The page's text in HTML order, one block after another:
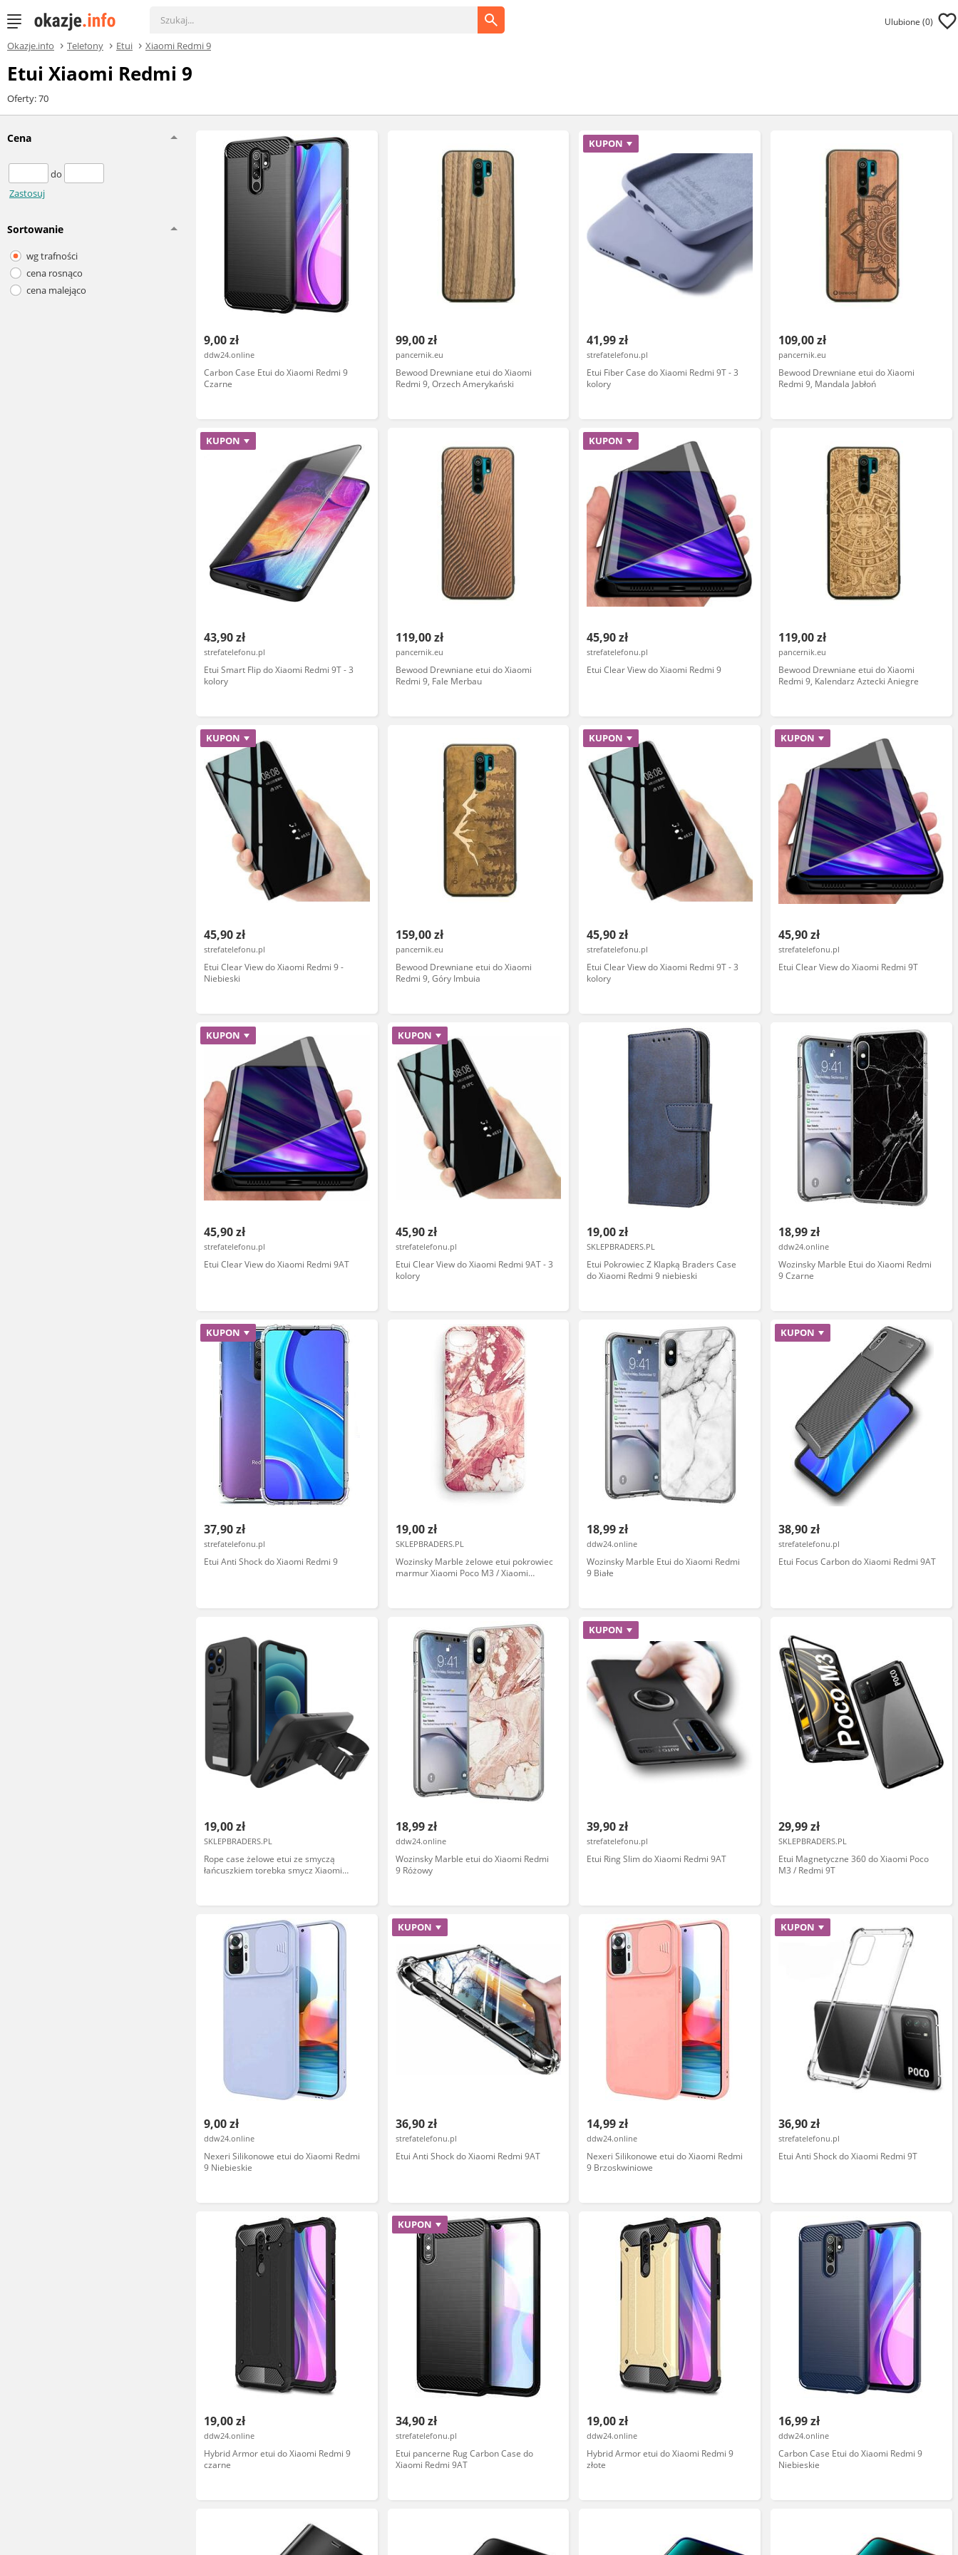
Ulubione (0)
Okazje.info Telefony Etui Xiaomi Redmi 9
Etui Xiaomi Redmi 9
Oferty: 70
Cena
do
Zastosuj
Sortowanie
wg trafności
cena rosnąco
cena malejąco
9,00 zł
ddw24.online
Carbon Case Etui do Xiaomi Redmi 9
Czarne
99,00 zł
pancernik.eu
Bewood Drewniane etui do Xiaomi
Redmi 9, Orzech Amerykański
KUPON
41,99 zł
strefatelefonu.pl
Etui Fiber Case do Xiaomi Redmi 9T - 3
kolory
109,00 zł
pancernik.eu
Bewood Drewniane etui do Xiaomi
Redmi 9, Mandala Jabłoń
KUPON
43,90 zł
strefatelefonu.pl
Etui Smart Flip do Xiaomi Redmi 9T - 3
kolory
119,00 zł
pancernik.eu
Bewood Drewniane etui do Xiaomi
Redmi 9, Fale Merbau
KUPON
45,90 zł
strefatelefonu.pl
Etui Clear View do Xiaomi Redmi 9
119,00 zł
pancernik.eu
Bewood Drewniane etui do Xiaomi
Redmi 9, Kalendarz Aztecki Aniegre
KUPON
45,90 zł
strefatelefonu.pl
Etui Clear View do Xiaomi Redmi 9 -
Niebieski
159,00 zł
pancernik.eu
Bewood Drewniane etui do Xiaomi
Redmi 9, Góry Imbuia
KUPON
45,90 zł
strefatelefonu.pl
Etui Clear View do Xiaomi Redmi 9T - 3
kolory
KUPON
45,90 zł
strefatelefonu.pl
Etui Clear View do Xiaomi Redmi 9T
KUPON
45,90 zł
strefatelefonu.pl
Etui Clear View do Xiaomi Redmi 9AT
KUPON
45,90 zł
strefatelefonu.pl
Etui Clear View do Xiaomi Redmi 9AT - 3
kolory
19,00 zł
SKLEPBRADERS.PL
Etui Pokrowiec Z Klapką Braders Case
do Xiaomi Redmi 9 niebieski
18,99 zł
ddw24.online
Wozinsky Marble Etui do Xiaomi Redmi
9 Czarne
KUPON
37,90 zł
strefatelefonu.pl
Etui Anti Shock do Xiaomi Redmi 9
19,00 zł
SKLEPBRADERS.PL
Wozinsky Marble żelowe etui pokrowiec
marmur Xiaomi Poco M3 / Xiaomi
18,99 zł
ddw24.online
Wozinsky Marble Etui do Xiaomi Redmi
9 Białe
KUPON
38,90 zł
strefatelefonu.pl
Etui Focus Carbon do Xiaomi Redmi 9AT
19,00 zł
SKLEPBRADERS.PL
Rope case żelowe etui ze smyczą
łańcuszkiem torebka smycz Xiaomi
18,99 zł
ddw24.online
Wozinsky Marble etui do Xiaomi Redmi
9 Różowy
KUPON
39,90 zł
strefatelefonu.pl
Etui Ring Slim do Xiaomi Redmi 9AT
29,99 zł
SKLEPBRADERS.PL
Etui Magnetyczne 360 do Xiaomi Poco
M3 / Redmi 9T
9,00 zł
ddw24.online
Nexeri Silikonowe etui do Xiaomi Redmi
9 Niebieskie
KUPON
36,90 zł
strefatelefonu.pl
Etui Anti Shock do Xiaomi Redmi 9AT
14,99 zł
ddw24.online
Nexeri Silikonowe etui do Xiaomi Redmi
9 Brzoskwiniowe
KUPON
36,90 zł
strefatelefonu.pl
Etui Anti Shock do Xiaomi Redmi 9T
19,00 zł
ddw24.online
Hybrid Armor etui do Xiaomi Redmi 9
czarne
KUPON
34,90 zł
strefatelefonu.pl
Etui pancerne Rug Carbon Case do
Xiaomi Redmi 9AT
19,00 zł
ddw24.online
Hybrid Armor etui do Xiaomi Redmi 9
złote
16,99 zł
ddw24.online
Carbon Case Etui do Xiaomi Redmi 9
Niebieskie